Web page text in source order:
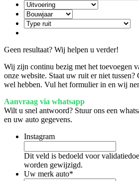
Geen resultaat? Wij helpen u verder!
Wij zijn continu bezig met het toevoegen
onze website. Staat uw ruit er niet tussen?
wel hebben. Vul het formulier in en wij
Aanvraag via whatsapp
Wilt u snel antwoord? Stuur ons een
en uw auto gegevens.
Instagram
Dit veld is bedoeld voor
worden gewijzigd.
Uw merk auto*